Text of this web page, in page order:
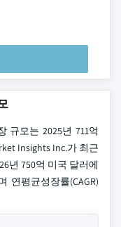
규모는 2025년 711억
Insights Inc.가 최근
년 750억 미국 달러에
연평균성장률(CAGR)